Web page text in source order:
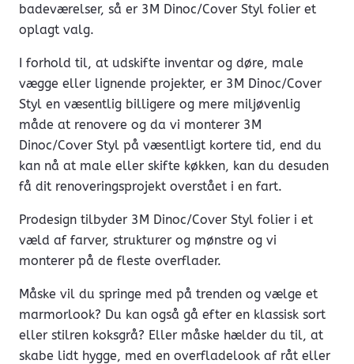
badeværelser, så er 3M Dinoc/Cover Styl folier et
oplagt valg.
I forhold til, at udskifte inventar og døre, male
vægge eller lignende projekter, er 3M Dinoc/Cover
Styl en væsentlig billigere og mere miljøvenlig
måde at renovere og da vi monterer 3M
Dinoc/Cover Styl på væsentligt kortere tid, end du
kan nå at male eller skifte køkken, kan du desuden
få dit renoveringsprojekt overstået i en fart.
Prodesign tilbyder 3M Dinoc/Cover Styl folier i et
væld af farver, strukturer og mønstre og vi
monterer på de fleste overflader.
Måske vil du springe med på trenden og vælge et
marmorlook? Du kan også gå efter en klassisk sort
eller stilren koksgrå? Eller måske hælder du til, at
skabe lidt hygge, med en overfladelook af råt eller